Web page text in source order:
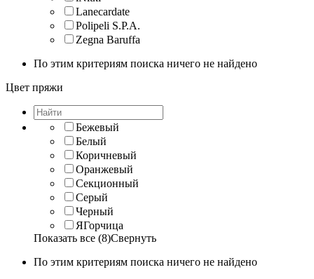
Lanecardate
Polipeli S.P.A.
Zegna Baruffa
По этим критериям поиска ничего не найдено
Цвет пряжи
Бежевый
Белый
Коричневый
Оранжевый
Секционный
Серый
Черный
ЯГорчица
Показать все (8)Свернуть
По этим критериям поиска ничего не найдено